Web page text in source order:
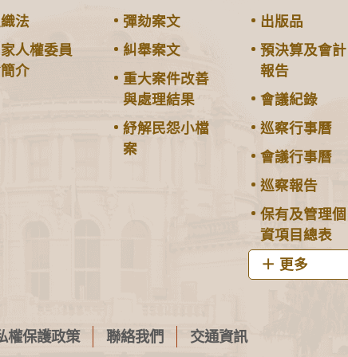
法
人權委員
介
彈劾案文
糾舉案文
重大案件改善
與處理結果
紓解民怨小檔
案
出版品
預決算及會計
報告
會議紀錄
巡察行事曆
會議行事曆
巡察報告
保有及管理個
資項目總表
更多
權保護政策 聯絡我們 交通資訊